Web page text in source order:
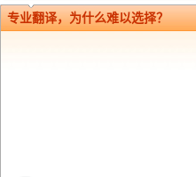
专业翻译，为什么难以选择？